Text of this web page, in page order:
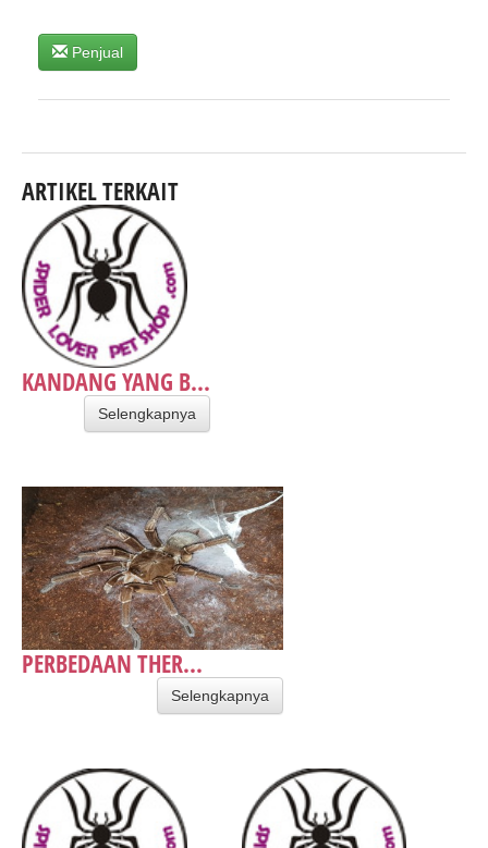
Penjual
ARTIKEL TERKAIT
KANDANG YANG B...
Selengkapnya
PERBEDAAN THER...
Selengkapnya